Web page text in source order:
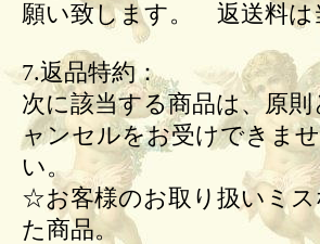
願い致します。 返送料は
7.返品特約：
次に該当する商品は、原
ャンセルをお受けできま
い。
☆お客様のお取り扱いミ
た商品。